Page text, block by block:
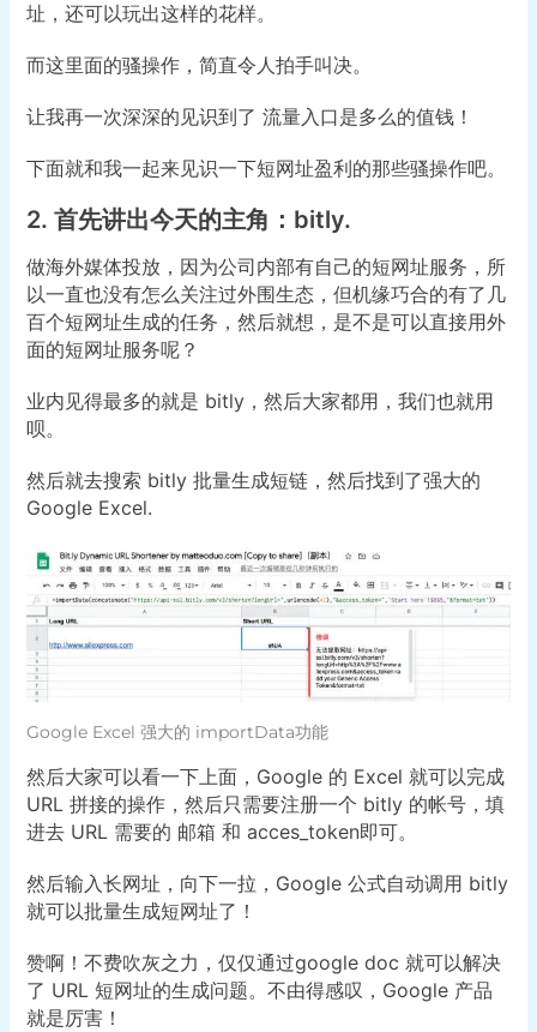
址，还可以玩出这样的花样。
而这里面的骚操作，简直令人拍手叫决。
让我再一次深深的见识到了 流量入口是多么的值钱！
下面就和我一起来见识一下短网址盈利的那些骚操作吧。
2. 首先讲出今天的主角：bitly.
做海外媒体投放，因为公司内部有自己的短网址服务，所
以一直也没有怎么关注过外围生态，但机缘巧合的有了几
百个短网址生成的任务，然后就想，是不是可以直接用外
面的短网址服务呢？
业内见得最多的就是 bitly，然后大家都用，我们也就用
呗。
然后就去搜索 bitly 批量生成短链，然后找到了强大的
Google Excel.
Google Excel 强大的 importData功能
然后大家可以看一下上面，Google 的 Excel 就可以完成
URL 拼接的操作，然后只需要注册一个 bitly 的帐号，填
进去 URL 需要的 邮箱 和 acces_token即可。
然后输入长网址，向下一拉，Google 公式自动调用 bitly
就可以批量生成短网址了！
赞啊！不费吹灰之力，仅仅通过google doc 就可以解决
了 URL 短网址的生成问题。不由得感叹，Google 产品
就是厉害！